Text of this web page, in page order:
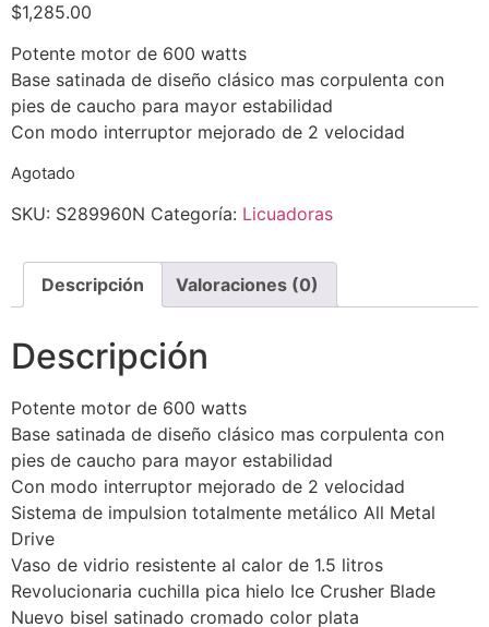
$1,285.00
Potente motor de 600 watts
Base satinada de diseño clásico mas corpulenta con
pies de caucho para mayor estabilidad
Con modo interruptor mejorado de 2 velocidad
Agotado
SKU: S289960N Categoría: Licuadoras
Descripción Valoraciones (0)
Descripción
Potente motor de 600 watts
Base satinada de diseño clásico mas corpulenta con
pies de caucho para mayor estabilidad
Con modo interruptor mejorado de 2 velocidad
Sistema de impulsion totalmente metálico All Metal
Drive
Vaso de vidrio resistente al calor de 1.5 litros
Revolucionaria cuchilla pica hielo Ice Crusher Blade
Nuevo bisel satinado cromado color plata